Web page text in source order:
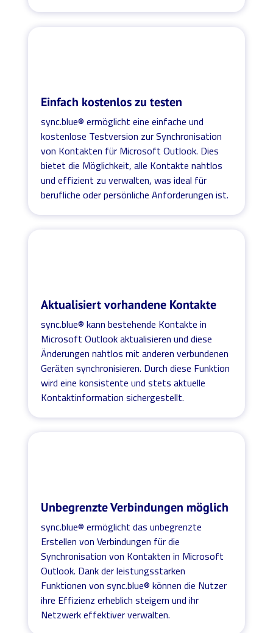
Einfach kostenlos zu testen
sync.blue® ermöglicht eine einfache und
kostenlose Testversion zur Synchronisation
von Kontakten für Microsoft Outlook. Dies
bietet die Möglichkeit, alle Kontakte nahtlos
und effizient zu verwalten, was ideal für
berufliche oder persönliche Anforderungen ist.
Aktualisiert vorhandene Kontakte
sync.blue® kann bestehende Kontakte in
Microsoft Outlook aktualisieren und diese
Änderungen nahtlos mit anderen verbundenen
Geräten synchronisieren. Durch diese Funktion
wird eine konsistente und stets aktuelle
Kontaktinformation sichergestellt.
Unbegrenzte Verbindungen möglich
sync.blue® ermöglicht das unbegrenzte
Erstellen von Verbindungen für die
Synchronisation von Kontakten in Microsoft
Outlook. Dank der leistungsstarken
Funktionen von sync.blue® können die Nutzer
ihre Effizienz erheblich steigern und ihr
Netzwerk effektiver verwalten.